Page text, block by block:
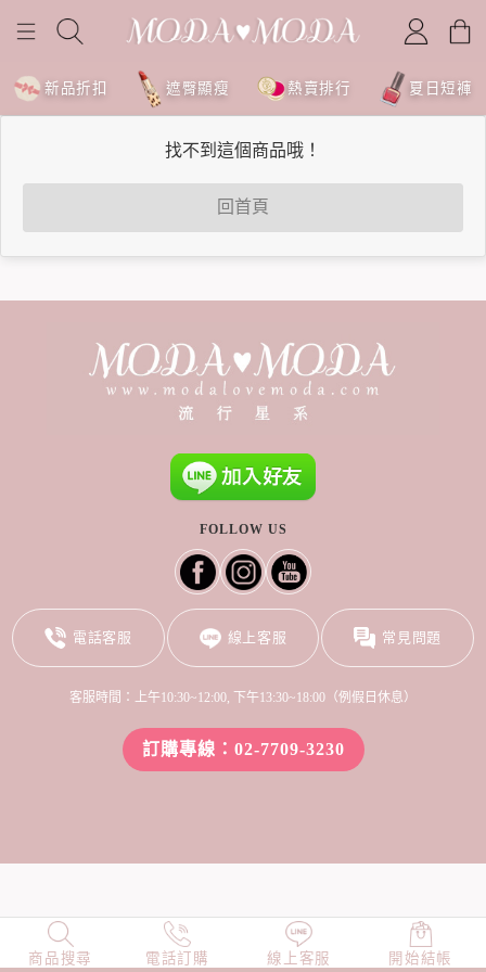
新品折扣 遮臀顯瘦 熱賣排行 夏日短褲
找不到這個商品哦！
回首頁
商品搜尋 電話訂購 線上客服 開始結帳
NEW 店長精選 TOP100 小編穿搭
FOLLOW US
電話客服 線上客服 常見問題
客服時間：上午10:30~12:00, 下午13:30~18:00（例假日休息）
訂購專線：02-7709-3230